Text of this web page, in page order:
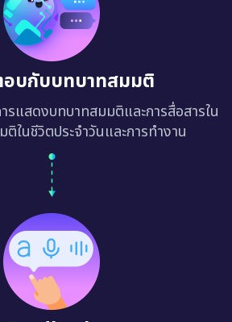
บกับบทบาทสมมติ
รแสดงบทบาทสมมติและการสื่อสารใน
ในชีวิตประจำวันและการทำงาน